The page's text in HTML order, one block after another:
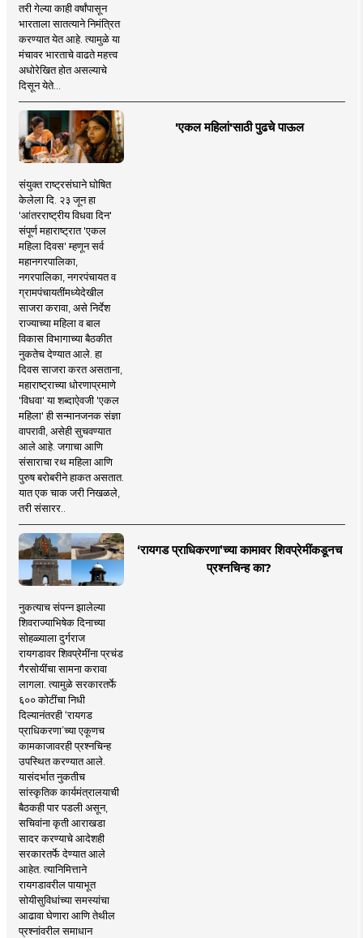
तरी गेल्या काही वर्षांपासून
भारताला सातत्याने निमंत्रित
करण्यात येत आहे. त्यामुळे या
मंचावर भारताचे वाढते महत्त्व
अधोरेखित होत असल्याचे
दिसून येते...
'एकल महिलां'साठी पुढचे पाऊल
संयुक्त राष्ट्रसंघाने घोषित
केलेला दि. २३ जून हा
'आंतरराष्ट्रीय विधवा दिन'
संपूर्ण महाराष्ट्रात 'एकल
महिला दिवस' म्हणून सर्व
महानगरपालिका,
नगरपालिका, नगरपंचायत व
ग्रामपंचायतींमध्येदेखील
साजरा करावा, असे निर्देश
राज्याच्या महिला व बाल
विकास विभागाच्या बैठकीत
नुकतेच देण्यात आले. हा
दिवस साजरा करत असताना,
महाराष्ट्राच्या धोरणाप्रमाणे
'विधवा' या शब्दाऐवजी 'एकल
महिला' ही सन्मानजनक संज्ञा
वापरावी, असेही सुचवण्यात
आले आहे. जगाचा आणि
संसाराचा रथ महिला आणि
पुरुष बरोबरीने हाकत असतात.
यात एक चाक जरी निखळले,
तरी संसारर..
‘रायगड प्राधिकरणा’च्या कामावर शिवप्रेमींकडूनच
प्रश्नचिन्ह का?
नुकत्याच संपन्न झालेल्या
शिवराज्याभिषेक दिनाच्या
सोहळ्याला दुर्गराज
रायगडावर शिवप्रेमींना प्रचंड
गैरसोयींचा सामना करावा
लागला. त्यामुळे सरकारतर्फे
६०० कोटींचा निधी
दिल्यानंतरही ‘रायगड
प्राधिकरणा’च्या एकूणच
कामकाजावरही प्रश्नचिन्ह
उपस्थित करण्यात आले.
यासंदर्भात नुकतीच
सांस्कृतिक कार्यमंत्रालयाची
बैठकही पार पडली असून,
सचिवांना कृती आराखडा
सादर करण्याचे आदेशही
सरकारतर्फे देण्यात आले
आहेत. त्यानिमित्ताने
रायगडावरील पायाभूत
सोयीसुविधांच्या समस्यांचा
आढावा घेणारा आणि तेथील
प्रश्नांवरील समाधान